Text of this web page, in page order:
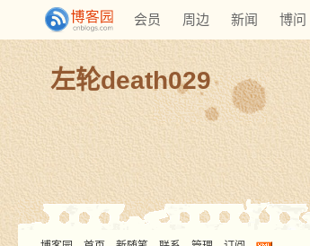
会员 周边 新闻 博问
左轮death029